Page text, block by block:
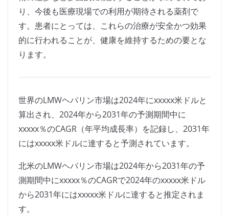
り、今後も医療現場での利用が期待される薬剤で
す。患者にとっては、これらの治療が安全かつ効果
的に行われることが、健康を維持するための要とな
ります。
世界のLMWヘパリン市場は2024年にxxxxx米ドルと
算出され、2024年から2031年の予測期間中に
xxxxx％のCAGR（年平均成長率）を記録し、2031年
にはxxxxx米ドルに達すると予測されています。
北米のLMWヘパリン市場は2024年から2031年の予
測期間中にxxxxx％のCAGRで2024年のxxxxx米ドル
から2031年にはxxxxx米ドルに達すると推定されま
す。